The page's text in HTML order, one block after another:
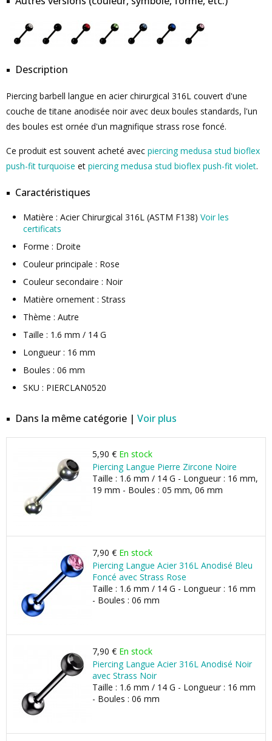
Description
Piercing barbell langue en acier chirurgical 316L couvert d'une
couche de titane anodisée noir avec deux boules standards, l'un
des boules est ornée d'un magnifique strass rose foncé.
Ce produit est souvent acheté avec piercing medusa stud bioflex
push-fit turquoise et piercing medusa stud bioflex push-fit violet.
Caractéristiques
Matière : Acier Chirurgical 316L (ASTM F138) Voir les
certificats
Forme : Droite
Couleur principale : Rose
Couleur secondaire : Noir
Matière ornement : Strass
Thème : Autre
Taille : 1.6 mm / 14 G
Longueur : 16 mm
Boules : 06 mm
SKU : PIERCLAN0520
Dans la même catégorie | Voir plus
5,90 € En stock
Piercing Langue Pierre Zircone Noire
Taille : 1.6 mm / 14 G - Longueur : 16 mm,
19 mm - Boules : 05 mm, 06 mm
7,90 € En stock
Piercing Langue Acier 316L Anodisé Bleu
Foncé avec Strass Rose
Taille : 1.6 mm / 14 G - Longueur : 16 mm
- Boules : 06 mm
7,90 € En stock
Piercing Langue Acier 316L Anodisé Noir
avec Strass Noir
Taille : 1.6 mm / 14 G - Longueur : 16 mm
- Boules : 06 mm